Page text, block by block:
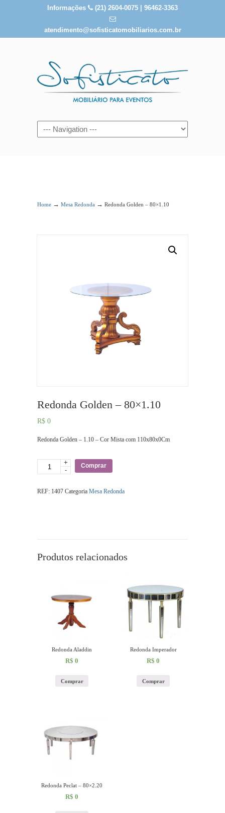
Informações (21) 2604-0075 | 96462-3363
atendimento@sofisticatomobiliarios.com.br
Home → Mesa Redonda → Redonda Golden – 80×1.10
Redonda Golden – 80×1.10
R$ 0
Redonda Golden – 1.10 – Cor Mista com 110x80x0Cm
Quantidade+
-
Comprar
REF: 1407 Categoria Mesa Redonda
Produtos relacionados
Redonda Aladdin
R$ 0
Comprar
Redonda Imperador
R$ 0
Comprar
Redonda Peclat – 80×2.20
R$ 0